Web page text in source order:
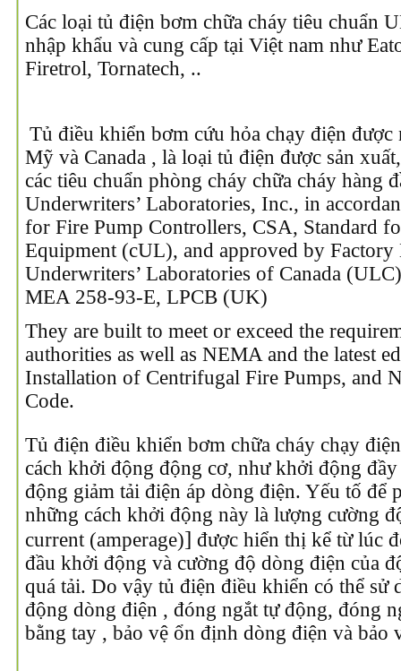
Các loại tủ điện bơm chữa cháy tiêu chuẩn
nhập khẩu và cung cấp tại Việt nam như
Firetrol, Tornatech, ..
Tủ điều khiển bơm cứu hỏa chạy điện được
Mỹ và Canada , là loại tủ điện được sản
các tiêu chuẩn phòng cháy chữa cháy hàng
Underwriters’ Laboratories, Inc., in
for Fire Pump Controllers, CSA, Standard
Equipment (cUL), and approved by
Underwriters’ Laboratories of Canada
MEA 258-93-E, LPCB (UK)
They are built to meet or exceed the
authorities as well as NEMA and the latest
Installation of Centrifugal Fire Pumps, and
Code.
Tủ điện điều khiển bơm chữa cháy chạy
cách khởi động động cơ, như khởi động
động giảm tải điện áp dòng điện. Yếu tố để
những cách khởi động này là lượng cường
current (amperage)] được hiển thị kể từ lúc
đầu khởi động và cường độ dòng điện của
quá tải. Do vậy tủ điện điều khiển có thể sử
động dòng điện , đóng ngắt tự động, đóng
bằng tay , bảo vệ ổn định dòng điện và bảo